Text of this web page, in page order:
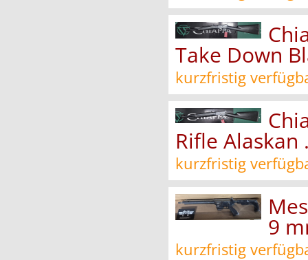
Take Down
kurzfristig
Rifle Alaskan
kurzfristig
9
kurzfristig